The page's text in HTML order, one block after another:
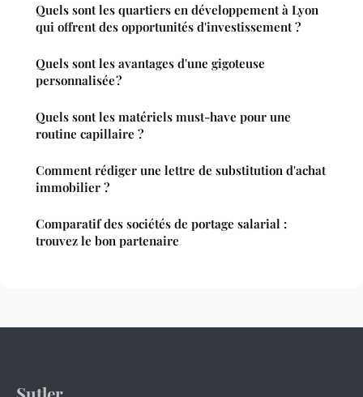
Quels sont les quartiers en développement à Lyon
qui offrent des opportunités d'investissement ?
Quels sont les avantages d'une gigoteuse
personnalisée ?
Quels sont les matériels must-have pour une
routine capillaire ?
Comment rédiger une lettre de substitution d'achat
immobilier ?
Comparatif des sociétés de portage salarial :
trouvez le bon partenaire